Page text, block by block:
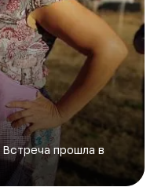
прошла в